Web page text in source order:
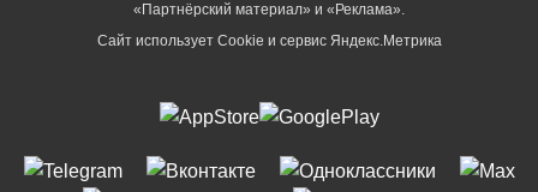
«Партнёрский материал» и «Реклама».
Сайт использует Cookie и сервиc Яндекс.Метрика